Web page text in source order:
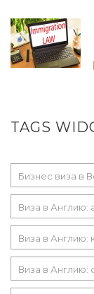
TAGS
Бизнес виза в
Виза в Англию:
Виза в Англию:
Виза в Англию: